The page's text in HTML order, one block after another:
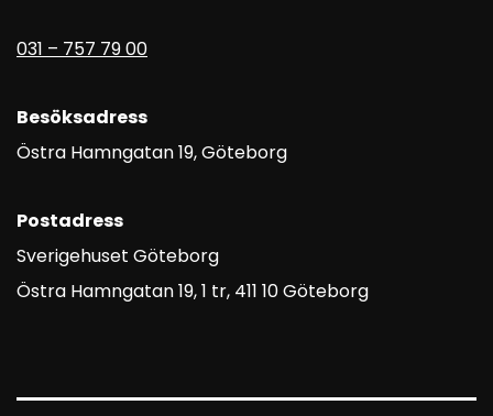
031 – 757 79 00
Besöksadress
Östra Hamngatan 19, Göteborg
Postadress
Sverigehuset Göteborg
Östra Hamngatan 19, 1 tr, 411 10 Göteborg